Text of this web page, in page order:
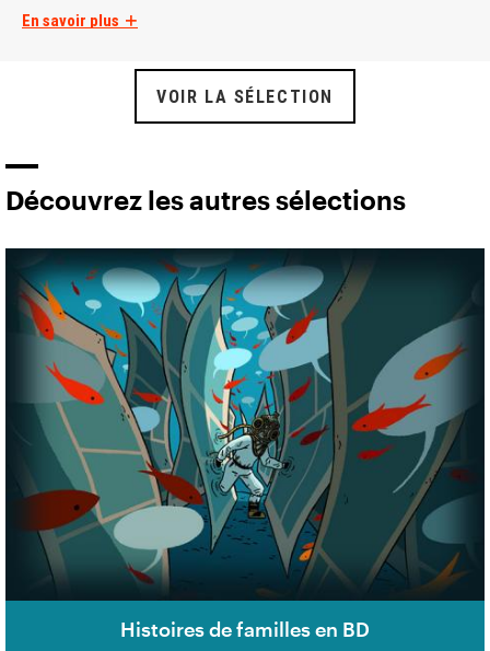
En savoir plus
VOIR LA SÉLECTION
Découvrez les autres sélections
Histoires de familles en BD